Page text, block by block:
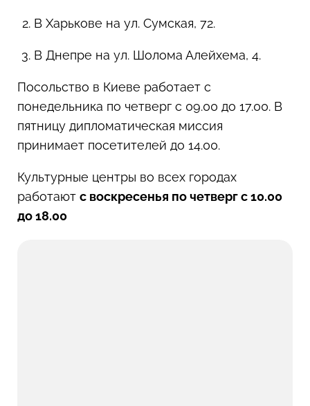
В Харькове на ул. Сумская, 72.
В Днепре на ул. Шолома Алейхема, 4.
Посольство в Киеве работает с
понедельника по четверг с 09.00 до 17.00. В
пятницу дипломатическая миссия
принимает посетителей до 14.00.
Культурные центры во всех городах
работают с воскресенья по четверг с 10.00
до 18.00